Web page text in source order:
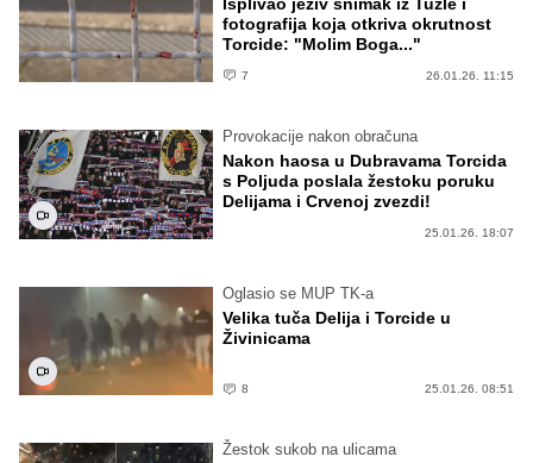
fotografija koja otkriva okrutnost
Torcide: "Molim Boga..."
7 26.01.26. 11:15
Provokacije nakon obračuna
Nakon haosa u Dubravama Torcida
s Poljuda poslala žestoku poruku
Delijama i Crvenoj zvezdi!
25.01.26. 18:07
Oglasio se MUP TK-a
Velika tuča Delija i Torcide u
Živinicama
8 25.01.26. 08:51
Žestok sukob na ulicama